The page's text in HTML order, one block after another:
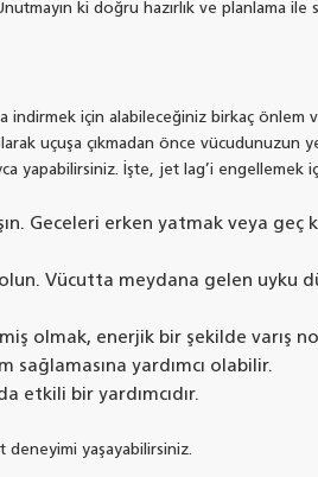
ki doğru hazırlık ve planlama
için alabileceğiniz birkaç önlem
uçuşa çıkmadan önce vücudunuzun
yapabilirsiniz. İşte, jet lag’i engellemek
Geceleri erken yatmak veya geç
olun. Vücutta meydana gelen uyku
olmak, enerjik bir şekilde varış
sağlamasına yardımcı olabilir.
etkili bir yardımcıdır.
deneyimi yaşayabilirsiniz.